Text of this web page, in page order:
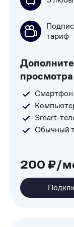
тариф
Смартфон
Smart-
Обычный
200 ₽/